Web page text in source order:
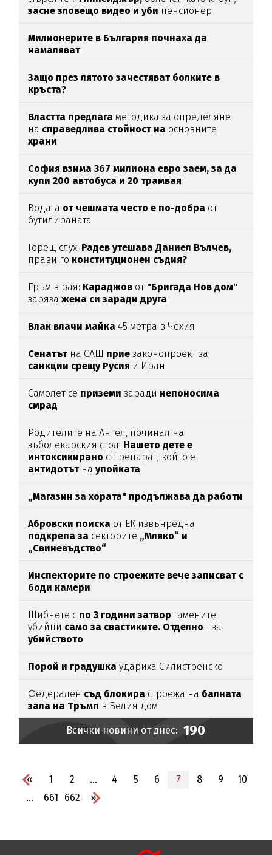
засне зловещо видео и уби пенсионер
Милионерите в България почнаха да
намаляват
Защо през лятото зачестяват болките в
кръста?
Властта предлага методика за определяне
на справедлива стойност на основните
храни
София взима 367 милиона евро заем, за да
купи 200 автобуса и 20 трамвая
Водата от чешмата често е по-добра от
бутилираната
Горещ слух: Радев утешава Даниел Вълчев,
прави го конституционен съдия?
Гръм в рая: Караджов от "Бригада Нов дом"
зарязажена си заради друга
Влак влачи майка 45 метра в Чехия
Сенатътна САЩ прие законопроект за
санкции срещу Русия и Иран
Самолет се приземи заради непоносима
смрад
Родителите на Ангел, починал на
зъболекарския стол: Нашето дете е
интоксикирано с препарат, който е
антидотътнаупойката
„Магазин за хората" продължава да работи
Абровски поиска от ЕК извънредна
подкрепа за секторите „Мляко“ и
„Свиневъдство“
Инспекторите по строежите вече записват с
боди камери
Шибнете с по 3 години затвор гамените
убийци само за свастиките. Отделно - за
убийството
Порой и градушка удариха Силистренско
Федерален съд блокира строежа на балната
зала на Тръмп в Белия дом
Всички новини от днес: 190
« 1 2 ... 4 5 6 7 8 9
10
...
661 662 »